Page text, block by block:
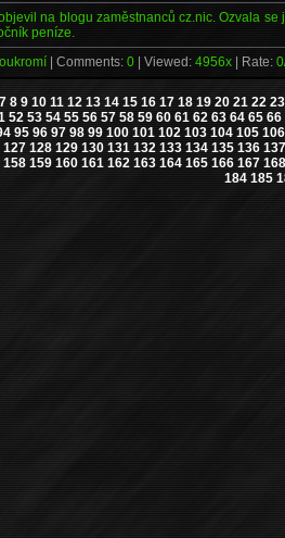
na blogu zaměstnanců cz.nic. Ozvala
peníze.
| Comments:0 | Viewed:4956x | Rate:
7 8 9 10 11 12 13 14 15 16 17 18 19 20 21 22 23
52 53 54 55 56 57 58 59 60 61 62 63 64 65 66
95 96 97 98 99 100 101 102 103 104 105 106
127 128 129 130 131 132 133 134 135 136 137
158 159 160 161 162 163 164 165 166 167 168
184 185